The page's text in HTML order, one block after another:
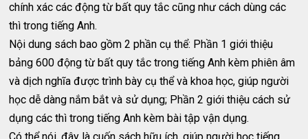
chính xác các động từ bất quy tắc cũng như cách dùng các
thì trong tiếng Anh.
Nội dung sách bao gồm 2 phần cụ thể: Phần 1 giới thiệu
bảng 600 động từ bất quy tắc trong tiếng Anh kèm phiên âm
và dịch nghĩa được trình bày cụ thể và khoa học, giúp người
học dễ dàng nắm bắt và sử dụng; Phần 2 giới thiệu cách sử
dụng các thì trong tiếng Anh kèm bài tập vận dụng.